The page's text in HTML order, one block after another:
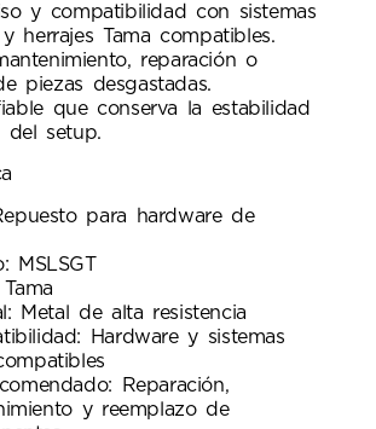
y compatibilidad con sistemas
herrajes Tama compatibles.
reparación o
piezas desgastadas.
que conserva la estabilidad
del setup.
para hardware de
MSLSGT
Metal de alta resistencia
Hardware y sistemas
Reparación,
y reemplazo de